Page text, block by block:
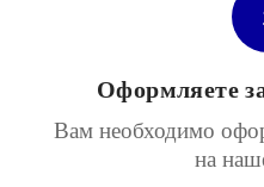
Оформляете
Вам необходимо
на